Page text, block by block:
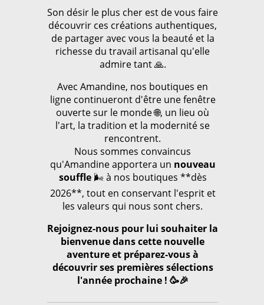
Son désir le plus cher est de vous faire
découvrir ces créations authentiques,
de partager avec vous la beauté et la
richesse du travail artisanal qu'elle
admire tant 🙏.
Avec Amandine, nos boutiques en
ligne continueront d'être une fenêtre
ouverte sur le monde 🌐, un lieu où
l'art, la tradition et la modernité se
rencontrent.
Nous sommes convaincus
qu'Amandine apportera un nouveau
souffle🌬️ à nos boutiques **dès
2026**, tout en conservant l'esprit et
les valeurs qui nous sont chers.
Rejoignez-nous pour lui souhaiter la
bienvenue dans cette nouvelle
aventure et préparez-vous à
découvrir ses premières sélections
l'année prochaine ! 🥳🎉